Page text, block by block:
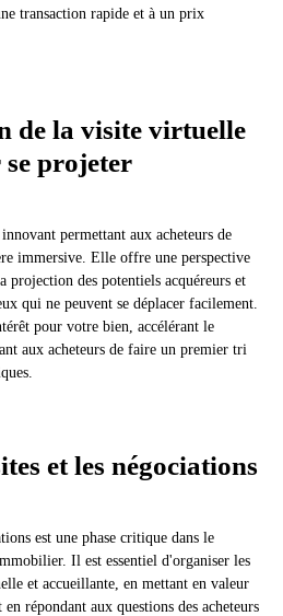
transaction rapide et à un prix
de la visite virtuelle
projeter
permettant aux acheteurs de
immersive. Elle offre une perspective
des potentiels acquéreurs et
qui ne peuvent se déplacer facilement.
pour votre bien, accélérant le
aux acheteurs de faire un premier tri
et les négociations
est une phase critique dans le
Il est essentiel d'organiser les
et accueillante, en mettant en valeur
répondant aux questions des acheteurs